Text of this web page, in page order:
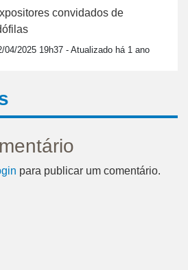
convidados de
04/2025 19h37 - Atualizado há 1 ano
para publicar um comentário.